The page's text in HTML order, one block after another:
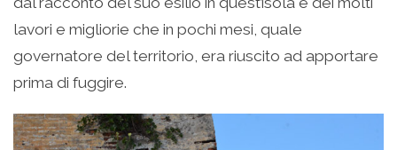
lavori e migliorie che in pochi mesi, quale
governatore del territorio, era riuscito ad apportare
prima di fuggire.